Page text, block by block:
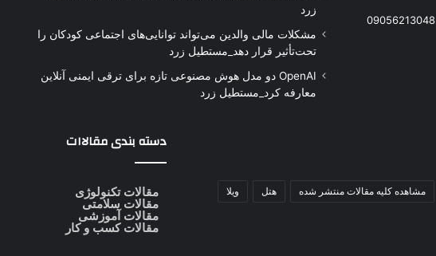
جهت ارتباط با ما به پشتیبانی واتساپ به شماره 09056213048
زرد
مشکلات مالی والدین می‌تواند توانایی‌های اجتماعی کودکان را
تحت‌تأثیر قرار دهد_مستطیل زرد
OpenAI دو مدل هوش مصنوعی تازه برای ترقی ایمنی آنلاین
معارفه کرد_مستطیل زرد
مشاهده کلیه مقالات منتشر شده هتل ویلا
دسته بندی مقالاات
مقالات تکنولوژی
مقالات سلامتی
مقالات آموزشی
مقالات کسب و کار